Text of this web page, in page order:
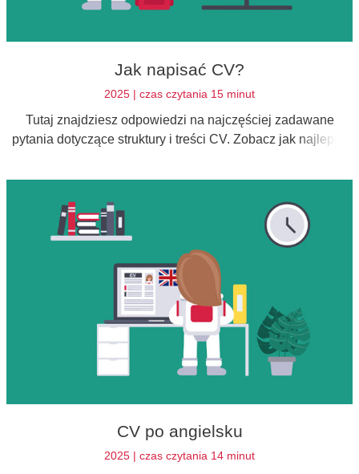
Jak napisać CV?
2025 | czas czytania 15 minut
Tutaj znajdziesz odpowiedzi na najczęściej zadawane
pytania dotyczące struktury i treści CV. Zobacz jak najlepiej
CV po angielsku
2025 | czas czytania 14 minut